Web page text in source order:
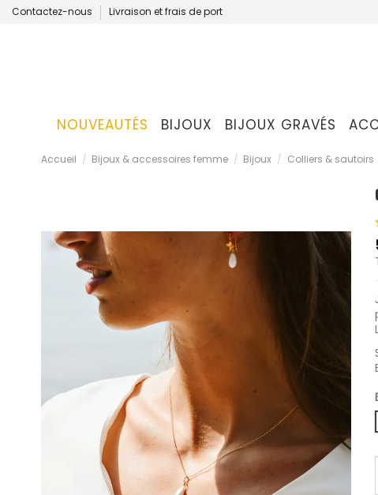
Contactez-nous Livraison et frais de port
NOUVEAUTÉS BIJOUX BIJOUX GRAVÉS
Accueil Bijoux & accessoires femme Bijoux Colliers & sautoirs